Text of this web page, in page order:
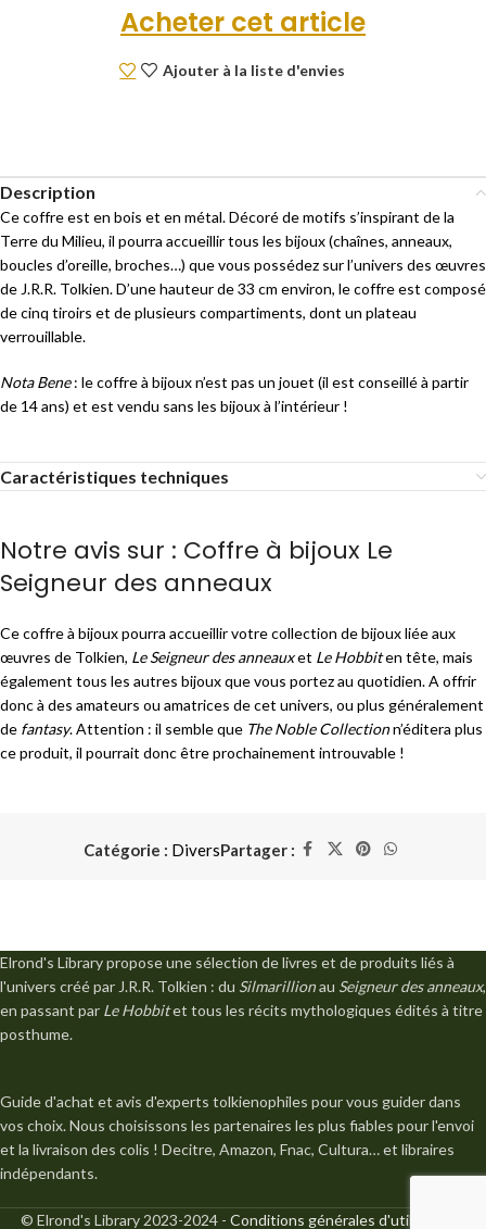
Acheter cet article
Ajouter à la liste d'envies
Description
Ce coffre est en bois et en métal. Décoré de motifs s’inspirant de la
Terre du Milieu, il pourra accueillir tous les bijoux (chaînes, anneaux,
boucles d’oreille, broches…) que vous possédez sur l’univers des œuvres
de J.R.R. Tolkien. D’une hauteur de 33 cm environ, le coffre est composé
de cinq tiroirs et de plusieurs compartiments, dont un plateau
verrouillable.
Nota Bene: le coffre à bijoux n’est pas un jouet (il est conseillé à partir
de 14 ans) et est vendu sans les bijoux à l’intérieur !
Caractéristiques techniques
Notre avis sur : Coffre à bijoux Le
Seigneur des anneaux
Ce coffre à bijoux pourra accueillir votre collection de bijoux liée aux
œuvres de Tolkien, Le Seigneur des anneauxet Le Hobbiten tête, mais
également tous les autres bijoux que vous portez au quotidien. A offrir
donc à des amateurs ou amatrices de cet univers, ou plus généralement
de fantasy. Attention : il semble que The Noble Collectionn’éditera plus
ce produit, il pourrait donc être prochainement introuvable !
Catégorie : DiversPartager :
Elrond's Library propose une sélection de livres et de produits liés à
l'univers créé par J.R.R. Tolkien : du Silmarillionau Seigneur des anneaux,
en passant par Le Hobbitet tous les récits mythologiques édités à titre
posthume.
Guide d'achat et avis d'experts tolkienophiles pour vous guider dans
vos choix. Nous choisissons les partenaires les plus fiables pour l'envoi
et la livraison des colis ! Decitre, Amazon, Fnac, Cultura… et libraires
indépendants.
© Elrond's Library 2023-2024 - Conditions générales d'utilisation